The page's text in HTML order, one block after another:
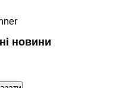
забезпечення
новини